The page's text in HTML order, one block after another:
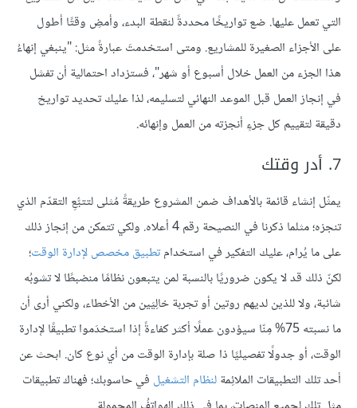
التي تعمل عليها. ضع تواريخًا محددةً لنقطة البدء، وأمضِ وقتًا أطول
على الأجزاء الصغيرة للمشاريع. ومتى استخدمتَ عبارةً مثل: "ينبغي إنهاءُ
هذا الجزء من العمل خلال أسبوع أو شهر"، فستزداد احتمالية أن تفشل
في إنجاز العمل قبل الموعد النهائي لتسليمه، لذا عليك تحديد تواريخ
دقيقة لتقييم كل جزءٍ أنجزته من العمل وإنهائه.
7. أدر وقتك
يمثّل إنشاء قائمة بالأهداف ضمن المشروع طريقةً مُثلى لتتبُّعِ التقدّم الذي
تنجزه؛ مثلما ذكرنا في النصيحة رقم 4 أعلاه. ولكي تتمكن من إنجاز ذلك
على ما يُرام، عليك التفكير في استخدامتطبيق مخصص لإدارة الوقت؛
لكنّ ذلك قد لا يكون ضروريًا بالنسبة لمن يتبعون نظامًا منضبطًا لا تشوبُه
شائبة، ولا للذين لديهم روتين أو تجربة خالِيَين من الأخطاء، ولكني أرى أن
ما نسبته 75% مِنّا سيؤدون عملًا أكثر كفاءةً إذا استخدَموا تطبيقًا لإدارة
الوقت، أو جدولًا تفصيليًا ذا صلة بإدارة الوقت من أي نوع كان. ابحث عن
أحد تلك التطبيقات الملائِمةلنظام التشغيل في حاسوبك؛ فهناك تطبيقات